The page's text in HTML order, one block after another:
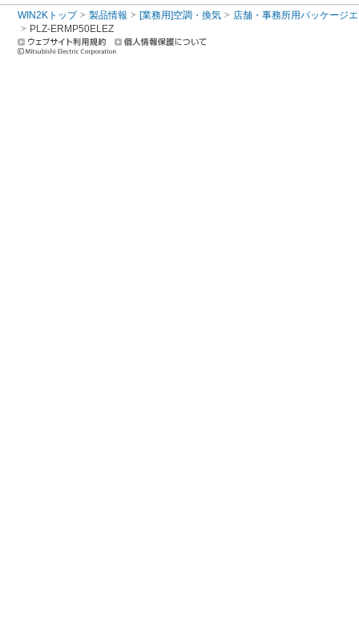
WIN2Kトップ 製品情報 [業務用]空調・換気
店舗・事務所用パッケージ
PLZ-ERMP50ELEZ